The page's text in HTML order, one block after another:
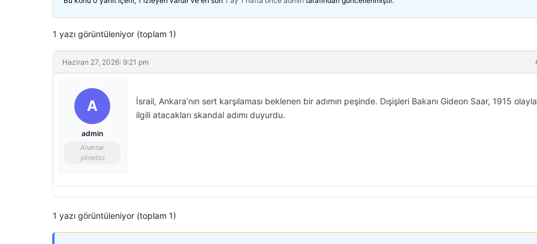
1 yazı görüntüleniyor (toplam 1)
Haziran 27, 2026: 9:21 pm
A
admin
Anahtar
yönetici
İsrail, Ankara’nın sert karşılaması beklenen bir adımın peşinde. Dışişleri Bakanı Gideon Saar, 1915
ilgili atacakları skandal adımı duyurdu.
1 yazı görüntüleniyor (toplam 1)